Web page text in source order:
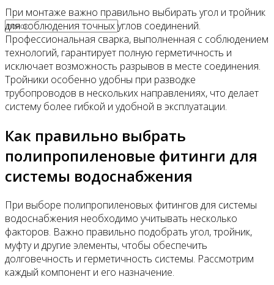
При монтаже важно правильно выбирать угол и тройник
для соблюдения точных углов соединений.
Профессиональная сварка, выполненная с соблюдением
технологий, гарантирует полную герметичность и
исключает возможность разрывов в месте соединения.
Тройники особенно удобны при разводке
трубопроводов в нескольких направлениях, что делает
систему более гибкой и удобной в эксплуатации.
Как правильно выбрать
полипропиленовые фитинги для
системы водоснабжения
При выборе полипропиленовых фитингов для системы
водоснабжения необходимо учитывать несколько
факторов. Важно правильно подобрать угол, тройник,
муфту и другие элементы, чтобы обеспечить
долговечность и герметичность системы. Рассмотрим
каждый компонент и его назначение.